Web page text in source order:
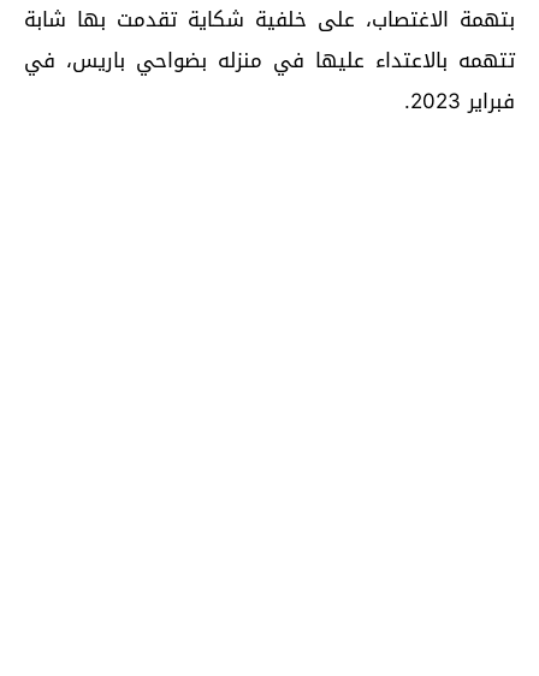
بتهمة الاغتصاب، على خلفية شكاية تقدمت بها شابة
تتهمه بالاعتداء عليها في منزله بضواحي باريس، في
فبراير 2023.